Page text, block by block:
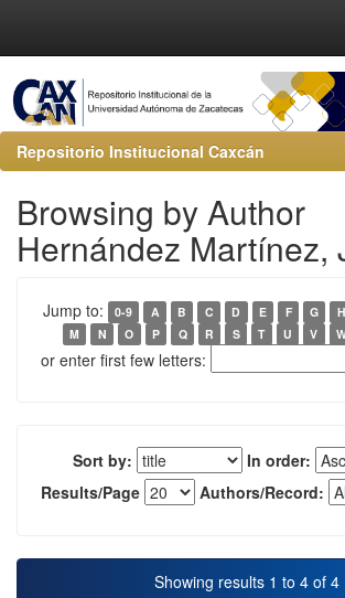
Repositorio Institucional Caxcán
Browsing by Author
Hernández Martínez,
Jump to: 0-9 A B C D E F G H
M
N O P Q R S T U V
or enter first few letters:
Sort by:
In order:
Results/Page
Authors/Record:
Showing results 1 to 4 of 4